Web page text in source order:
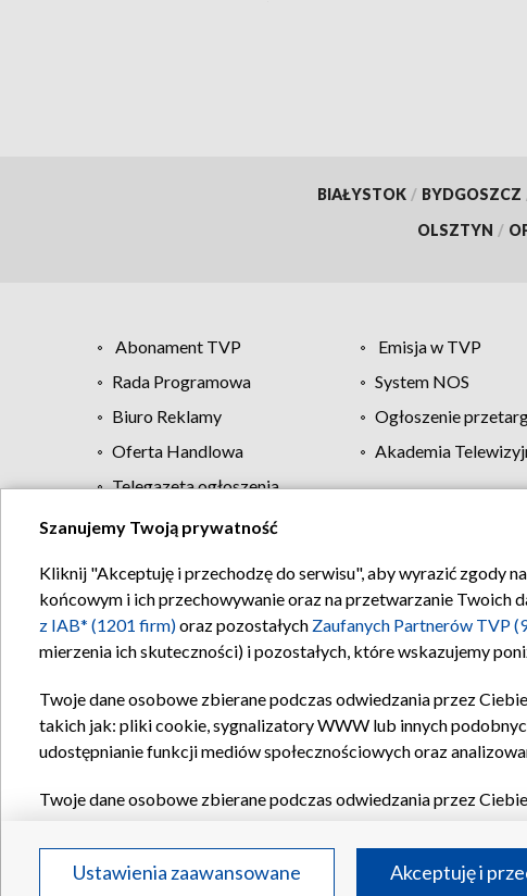
BIAŁYSTOK / BYDGOSZCZ
OLSZTYN /
Abonament TVP Emisja w TVP
Rada Programowa
System NOS
Biuro Reklamy
Ogłoszenie
Oferta Handlowa
Akademia
Telegazeta ogłoszenia
Regulamin TVP
Szanujemy Twoją prywatność
Kliknij "Akceptuję i przechodzę do serwisu", aby wyrazić zgody
końcowym i ich przechowywanie oraz na przetwarzanie Twoich
z IAB* (1201 firm)oraz pozostałych Zaufanych Partnerów TVP
mierzenia ich skuteczności) i pozostałych, które wskazujemy
Twoje dane osobowe zbierane podczas odwiedzania przez
takich jak: pliki cookie, sygnalizatory WWW lub innych
udostępnianie funkcji mediów społecznościowych oraz
Twoje dane osobowe zbierane podczas odwiedzania przez Ciebie
Partnerów TVPdla realizacji następujących celów i funkcji:
reklam, tworzenia profilu spersonalizowanych reklam,
Ustawienia zaawansowane Akceptuję i